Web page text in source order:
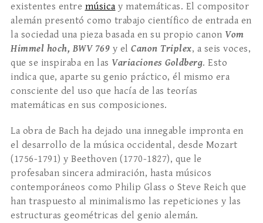
existentes entre música y matemáticas. El compositor
alemán presentó como trabajo científico de entrada en
la sociedad una pieza basada en su propio canon Vom
Himmel hoch, BWV 769 y el Canon Triplex, a seis voces,
que se inspiraba en las Variaciones Goldberg. Esto
indica que, aparte su genio práctico, él mismo era
consciente del uso que hacía de las teorías
matemáticas en sus composiciones.
La obra de Bach ha dejado una innegable impronta en
el desarrollo de la música occidental, desde Mozart
(1756-1791) y Beethoven (1770-1827), que le
profesaban sincera admiración, hasta músicos
contemporáneos como Philip Glass o Steve Reich que
han traspuesto al minimalismo las repeticiones y las
estructuras geométricas del genio alemán.